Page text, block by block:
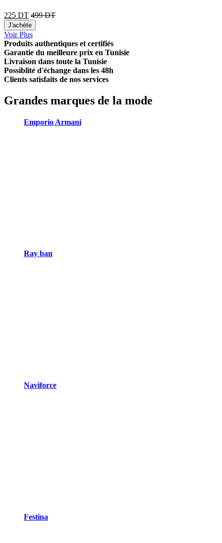
225 DT 499DT
J'achète
Voir Plus
Produits authentiques et certifiés
Garantie du meilleure prix en Tunisie
Livraison dans toute la Tunisie
Possiblité d'échange dans les 48h
Clients satisfaits de nos services
Grandes marques de la mode
Emporio Armani
Ray ban
Naviforce
Festina